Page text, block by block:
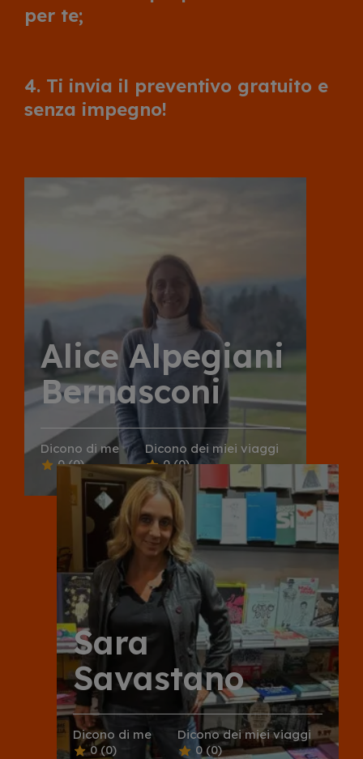
per te;
4. Ti invia il preventivo gratuito e
senza impegno!
Alice Alpegiani
Bernasconi
Dicono di me
0(0)
Dicono dei miei viaggi
0(0)
Sara
Savastano
Dicono di me
0(0)
Dicono dei miei viaggi
0(0)